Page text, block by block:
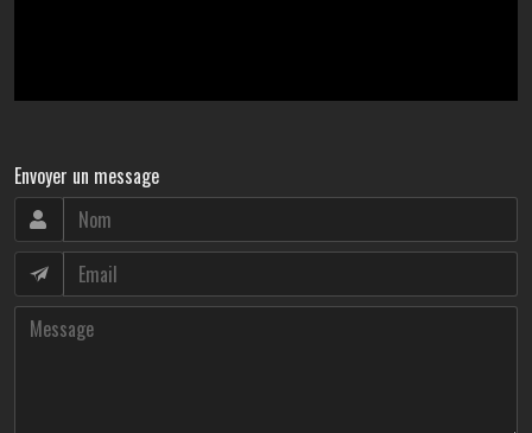
Envoyer un message